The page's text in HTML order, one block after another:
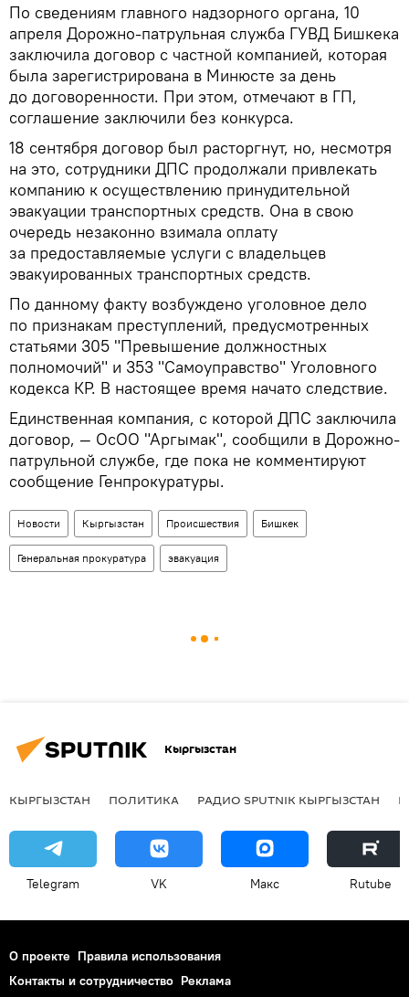
По сведениям главного надзорного органа, 10
апреля Дорожно-патрульная служба ГУВД Бишкека
заключила договор с частной компанией, которая
была зарегистрирована в Минюсте за день
до договоренности. При этом, отмечают в ГП,
соглашение заключили без конкурса.
18 сентября договор был расторгнут, но, несмотря
на это, сотрудники ДПС продолжали привлекать
компанию к осуществлению принудительной
эвакуации транспортных средств. Она в свою
очередь незаконно взимала оплату
за предоставляемые услуги с владельцев
эвакуированных транспортных средств.
По данному факту возбуждено уголовное дело
по признакам преступлений, предусмотренных
статьями 305 "Превышение должностных
полномочий" и 353 "Самоуправство" Уголовного
кодекса КР. В настоящее время начато следствие.
Единственная компания, с которой ДПС заключила
договор, — ОсОО "Аргымак", сообщили в Дорожно-
патрульной службе, где пока не комментируют
сообщение Генпрокуратуры.
Новости Кыргызстан Происшествия Бишкек
Генеральная прокуратура эвакуация
Кыргызстан
КЫРГЫЗСТАН ПОЛИТИКА РАДИО SPUTNIK КЫРГЫЗСТАН
Telegram VK Макс Rutube
О проекте Правила использования
Контакты и сотрудничество Реклама